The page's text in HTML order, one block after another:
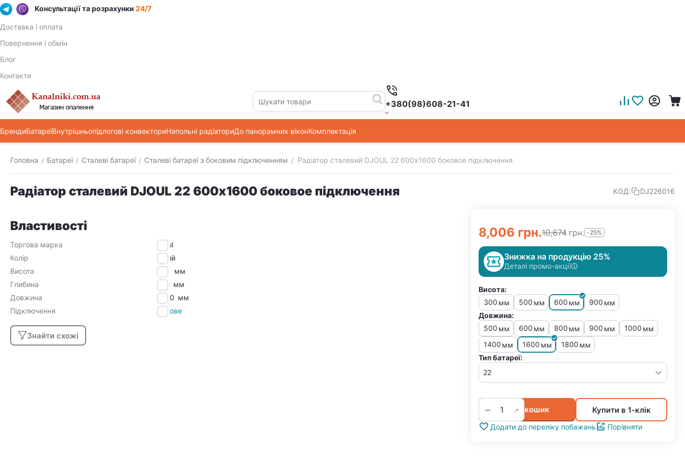
Консультації та розрахунки 24/7
Доставка і оплата
Повернення і обмін
Блог
Контакти
+380(98)608-21-41
БрендиБатареїВнутрішньопідлогові конвекториНапольні радіаториДо панорамних віконКомплектація
Головна / Батареї / Сталеві батареї / Сталеві батареї з боковим підключенням / Радіатор сталевий DJOUL 22 600х1600 боковое підключення
Радіатор сталевий DJOUL 22 600х1600 боковое підключення КОД: DJ226016
8,006 грн.10,674 грн. -25%
Знижка на продукцію 25%
Деталі промо-акції
Висота:
300 мм 500 мм 600 мм 900 мм
Довжина:
500 мм 600 мм 800 мм 900 мм 1000 мм
1400 мм 1600 мм 1800 мм
Тип батареї:
+
− У кошик Купити в 1-клік
Додати до переліку побажань Порівняти
Властивості
Торгова марка
Djoul
Колір
Білий
Висота
600
мм
Глибина
100
мм
Довжина
1600 мм
Підключення
Бокове
Знайти схожі